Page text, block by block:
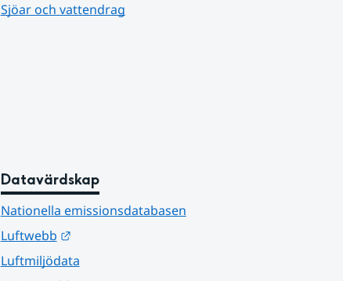
Sjöar och vattendrag
Datavärdskap
Nationella emissionsdatabasen
Luftwebb
Länk till annan webbplats.
Luftmiljödata